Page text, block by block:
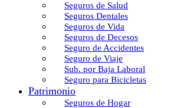
Seguros de Salud
Seguros Dentales
Seguros de Vida
Seguros de Decesos
Seguro de Accidentes
Seguro de Viaje
Sub. por Baja Laboral
Seguro para Bicicletas
Patrimonio
Seguros de Hogar